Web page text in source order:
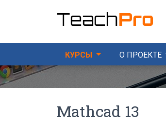
КУРСЫ О ПРОЕКТЕ
Mathcad 13